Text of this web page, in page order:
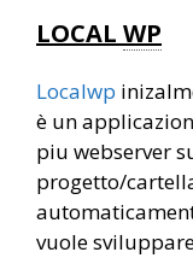
LOCAL WP
Localwp
è un
piu webserver
progetto/
vuole